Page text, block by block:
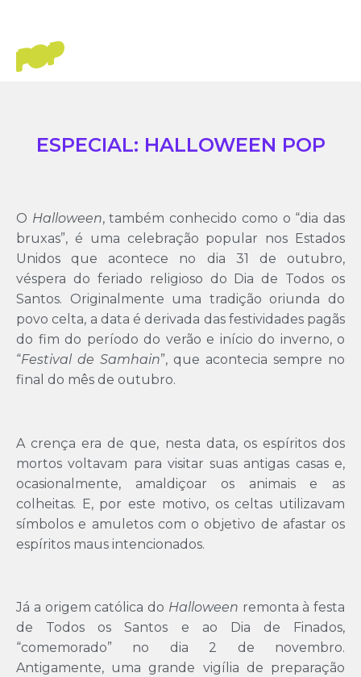
ESPECIAL: HALLOWEEN POP
O Halloween, também conhecido como o “dia das
bruxas”, é uma celebração popular nos Estados
Unidos que acontece no dia 31 de outubro,
véspera do feriado religioso do Dia de Todos os
Santos. Originalmente uma tradição oriunda do
povo celta, a data é derivada das festividades pagãs
do fim do período do verão e início do inverno, o
“Festival de Samhain”, que acontecia sempre no
final do mês de outubro.
A crença era de que, nesta data, os espíritos dos
mortos voltavam para visitar suas antigas casas e,
ocasionalmente, amaldiçoar os animais e as
colheitas. E, por este motivo, os celtas utilizavam
símbolos e amuletos com o objetivo de afastar os
espíritos maus intencionados.
Já a origem católica do Halloween remonta à festa
de Todos os Santos e ao Dia de Finados,
“comemorado” no dia 2 de novembro.
Antigamente, uma grande vigília de preparação